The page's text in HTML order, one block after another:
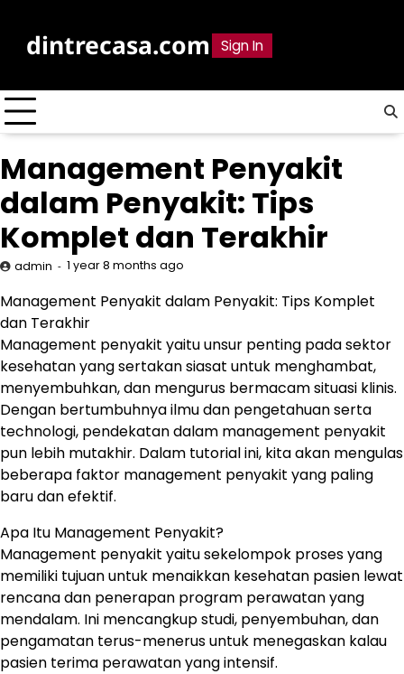
contentdintrecasa.com Sign In
Management Penyakit
dalam Penyakit: Tips
Komplet dan Terakhir
admin 1 year 8 months ago
Management Penyakit dalam Penyakit: Tips Komplet
dan Terakhir
Management penyakit yaitu unsur penting pada sektor
kesehatan yang sertakan siasat untuk menghambat,
menyembuhkan, dan mengurus bermacam situasi klinis.
Dengan bertumbuhnya ilmu dan pengetahuan serta
technologi, pendekatan dalam management penyakit
pun lebih mutakhir. Dalam tutorial ini, kita akan mengulas
beberapa faktor management penyakit yang paling
baru dan efektif.
Apa Itu Management Penyakit?
Management penyakit yaitu sekelompok proses yang
memiliki tujuan untuk menaikkan kesehatan pasien lewat
rencana dan penerapan program perawatan yang
mendalam. Ini mencangkup studi, penyembuhan, dan
pengamatan terus-menerus untuk menegaskan kalau
pasien terima perawatan yang intensif.